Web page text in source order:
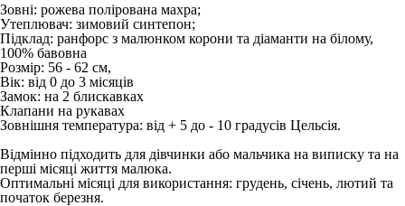
Зовні: рожева полірована махра;
Утеплювач: зимовий синтепон;
Підклад: ранфорс з малюнком корони та діаманти на білому,
100% бавовна
Розмір: 56 - 62 см,
Вік: від 0 до 3 місяців
Замок: на 2 блискавках
Клапани на рукавах
Зовнішня температура: від + 5 до - 10 градусів Цельсія.
Відмінно підходить для дівчинки або мальчика на виписку та на
перші місяці життя малюка.
Оптимальні місяці для використання: грудень, січень, лютий та
початок березня.